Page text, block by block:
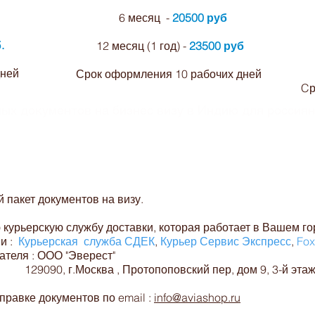
6 месяц - 20500 руб
12 месяц (1 год) - 23500 руб
Срок оформления 10 рабочих дней
документов на визу.
службу доставки, которая работает в Вашем
: Курьерская служба СДЕК, Курьер Сервис Экспресс,
: ООО "Эверест"
, Протопоповский пер, дом 9, 3-й этаж,
документов по email : info@aviashop.ru